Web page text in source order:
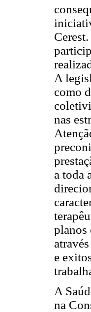
A
como
nas
a toda
planos
e
A
na